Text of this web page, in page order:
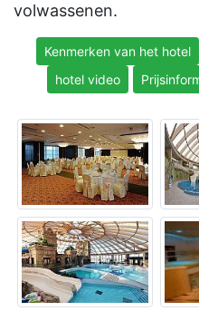
volwassenen.
Kenmerken van het hotel
hotel video